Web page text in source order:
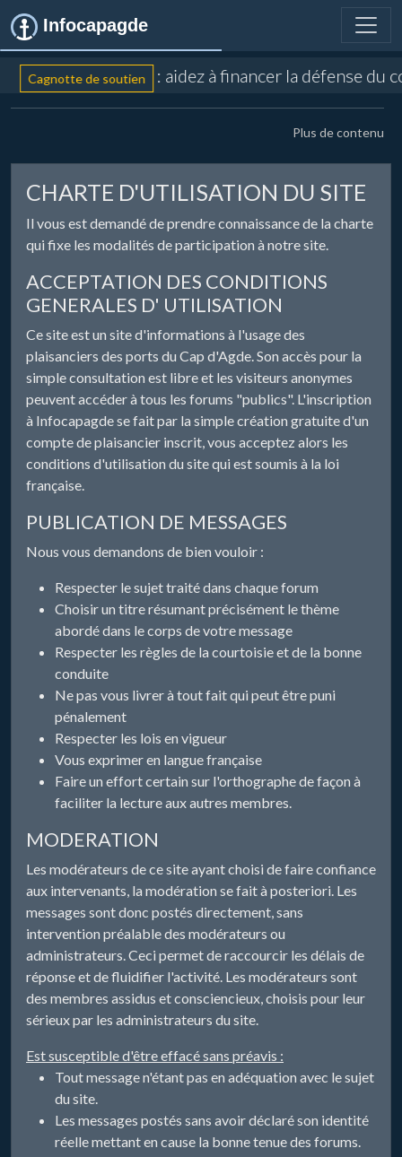
Infocapagde
Cagnotte de soutien : aidez à financer la défense du
Plus de contenu
CHARTE D'UTILISATION DU SITE
Il vous est demandé de prendre connaissance de la charte
qui fixe les modalités de participation à notre site.
ACCEPTATION DES CONDITIONS
GENERALES D' UTILISATION
Ce site est un site d'informations à l'usage des
plaisanciers des ports du Cap d'Agde. Son accès pour la
simple consultation est libre et les visiteurs anonymes
peuvent accéder à tous les forums "publics". L'inscription
à Infocapagde se fait par la simple création gratuite d'un
compte de plaisancier inscrit, vous acceptez alors les
conditions d'utilisation du site qui est soumis à la loi
française.
PUBLICATION DE MESSAGES
Nous vous demandons de bien vouloir :
Respecter le sujet traité dans chaque forum
Choisir un titre résumant précisément le thème
abordé dans le corps de votre message
Respecter les règles de la courtoisie et de la bonne
conduite
Ne pas vous livrer à tout fait qui peut être puni
pénalement
Respecter les lois en vigueur
Vous exprimer en langue française
Faire un effort certain sur l'orthographe de façon à
faciliter la lecture aux autres membres.
MODERATION
Les modérateurs de ce site ayant choisi de faire confiance
aux intervenants, la modération se fait à posteriori. Les
messages sont donc postés directement, sans
intervention préalable des modérateurs ou
administrateurs. Ceci permet de raccourcir les délais de
réponse et de fluidifier l'activité. Les modérateurs sont
des membres assidus et consciencieux, choisis pour leur
sérieux par les administrateurs du site.
Est susceptible d'être effacé sans préavis :
Tout message n'étant pas en adéquation avec le sujet
du site.
Les messages postés sans avoir déclaré son identité
réelle mettant en cause la bonne tenue des forums.